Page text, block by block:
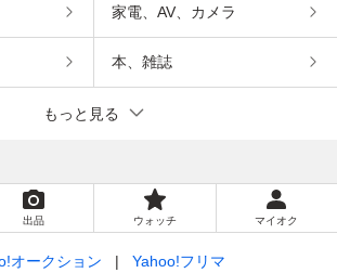
家電、AV、カメラ
本、雑誌
もっと見る
出品 ウォッチ マイオク
オークション Yahoo!フリマ